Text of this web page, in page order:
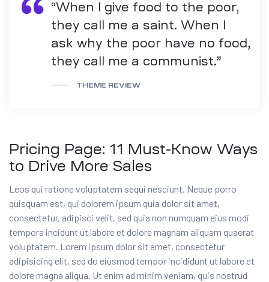
“When I give food to the poor,
they call me a saint. When I
ask why the poor have no food,
they call me a communist.”
THEME REVIEW
Pricing Page: 11 Must-Know Ways
to Drive More Sales
Leos qui ratione voluptatem sequi nesciunt. Neque porro
quisquam est, qui dolorem ipsum quia dolor sit amet,
consectetur, adipisci velit, sed quia non numquam eius modi
tempora incidunt ut labore et dolore magnam aliquam quaerat
voluptatem. Lorem ipsum dolor sit amet, consectetur
adipisicing elit, sed do eiusmod tempor incididunt ut labore et
dolore magna aliqua. Ut enim ad minim veniam, quis nostrud